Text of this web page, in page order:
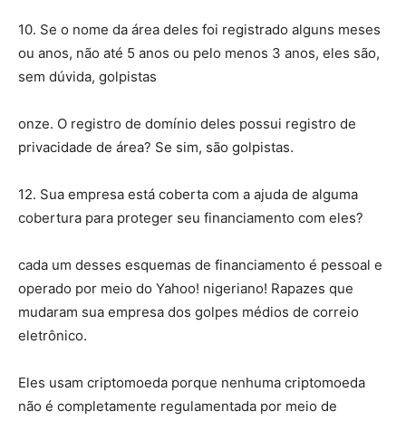
10. Se o nome da área deles foi registrado alguns meses
ou anos, não até 5 anos ou pelo menos 3 anos, eles são,
sem dúvida, golpistas
onze. O registro de domínio deles possui registro de
privacidade de área? Se sim, são golpistas.
12. Sua empresa está coberta com a ajuda de alguma
cobertura para proteger seu financiamento com eles?
cada um desses esquemas de financiamento é pessoal e
operado por meio do Yahoo! nigeriano! Rapazes que
mudaram sua empresa dos golpes médios de correio
eletrônico.
Eles usam criptomoeda porque nenhuma criptomoeda
não é completamente regulamentada por meio de